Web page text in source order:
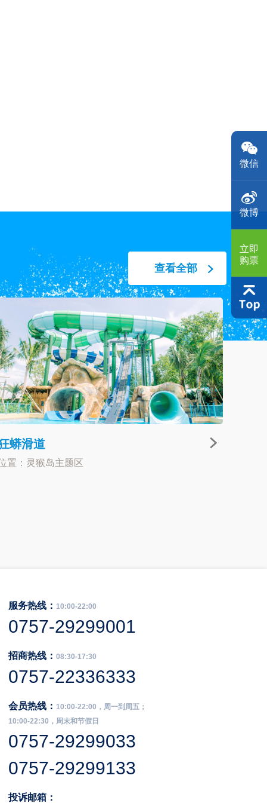
微信
微博
立即
购票
查看全部
蟒滑道
置：灵猴岛主题区
服务热线： 10:00-22:00
0757-29299001
招商热线：08:30-17:30
0757-22336333
会员热线： 10:00-22:00，周一到周五；
10:00-22:30，周末和节假日
0757-29299033
0757-29299133
投诉邮箱：